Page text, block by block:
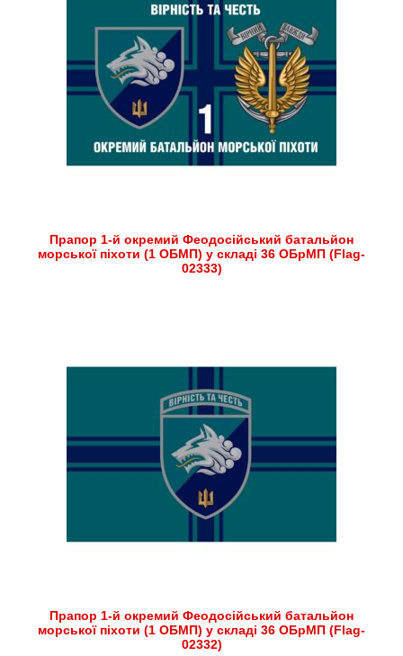
Прапор 1-й окремий Феодосійський батальйон
морської піхоти (1 ОБМП) у складі 36 ОБрМП (Flag-
02333)
Прапор 1-й окремий Феодосійський батальйон
морської піхоти (1 ОБМП) у складі 36 ОБрМП (Flag-
02332)